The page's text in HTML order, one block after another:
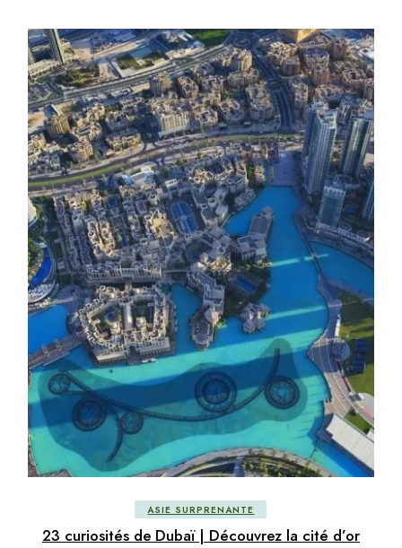
ASIE SURPRENANTE
23 curiosités de Dubaï | Découvrez la cité d’or